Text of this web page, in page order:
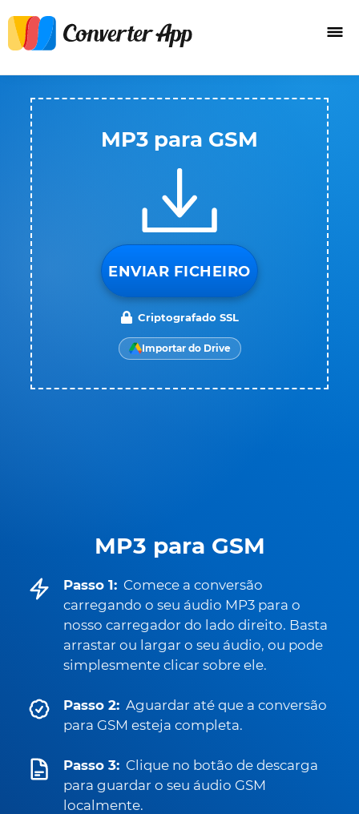
MP3 para GSM
Passo 1: Comece a conversão
carregando o seu áudio MP3 para o
nosso carregador do lado direito. Basta
arrastar ou largar o seu áudio, ou pode
simplesmente clicar sobre ele.
Passo 2: Aguardar até que a conversão
para GSM esteja completa.
Passo 3: Clique no botão de descarga
para guardar o seu áudio GSM
localmente.
MP3 para GSM
ENVIAR FICHEIRO
Criptografado SSL
Importar do Drive